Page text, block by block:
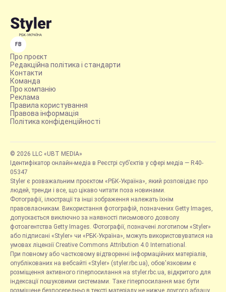
FB
Про проєкт
Редакційна політика і стандарти
Контакти
Команда
Про компанію
Реклама
Правила користування
Правова інформація
Політика конфіденційності
© 2026 LLC «UBT MEDIA»
Ідентифікатор онлайн-медіа в Реєстрі суб’єктів у сфері медіа — R40-
05347
Styler є розважальним проєктом «РБК-Україна», який розповідає про
людей, тренди і все, що цікаво читати поза новинами.
Фотографії, ілюстрації та інші зображення належать їхнім
правовласникам. Використання фотографій, позначених Getty Images,
допускається виключно за наявності письмового дозволу
фотоагентства Getty Images. Фотографії, позначені логотипом «Styler»
або підписані «Styler» чи «РБК-Україна», можуть використовуватися на
умовах ліцензії Creative Commons Attribution 4.0 International.
При повному або частковому відтворенні інформаційних матеріалів,
опублікованих на вебсайті «Styler» (styler.rbc.ua), обов'язковим є
розміщення активного гіперпосилання на styler.rbc.ua, відкритого для
індексації пошуковими системами. Таке гіперпосилання має бути
розміщене безпосередньо в тексті матеріалу не нижче другого абзацу.